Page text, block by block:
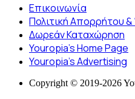
Επικοινωνία
Πολιτική Απορρήτου
Δωρεάν Καταχώρηση
Youropia’s Home Page
Youropia’s Advertising
Copyright © 2019-2026